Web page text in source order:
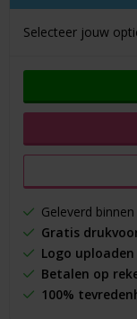
Selecteer jouw
Geleverd binnen
Gratis
Logo uploaden
Betalen op
100%